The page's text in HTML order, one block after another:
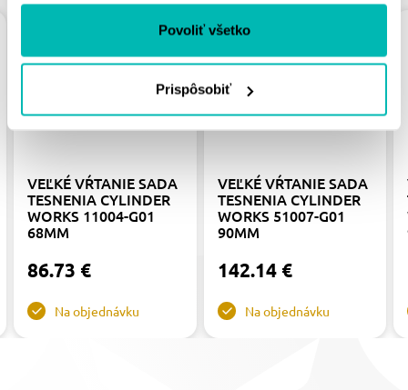
Povoliť všetko
Prispôsobiť
VEĽKÉ VŔTANIE SADA
TESNENIA CYLINDER
WORKS 11004-G01
68MM
86.73 €
Na objednávku
VEĽKÉ VŔTANIE SADA
TESNENIA CYLINDER
WORKS 51007-G01
90MM
142.14 €
Na objednávku